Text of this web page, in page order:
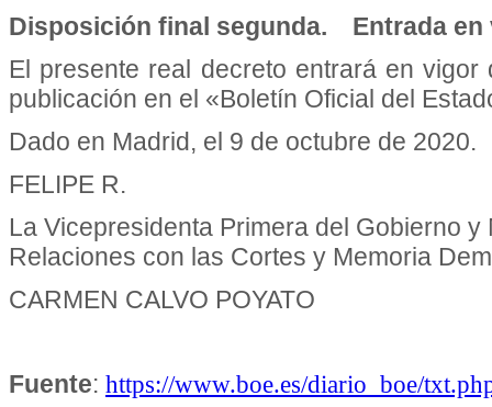
Disposición final segunda. Entrada en
El presente real decreto entrará en
publicación en el «Boletín Oficial del
Dado en Madrid, el 9 de octubre de 2020.
FELIPE R.
La Vicepresidenta Primera del Gobierno
Relaciones con las Cortes y Memoria
CARMEN CALVO POYATO
Fuente: https://www.boe.es/diario_boe/